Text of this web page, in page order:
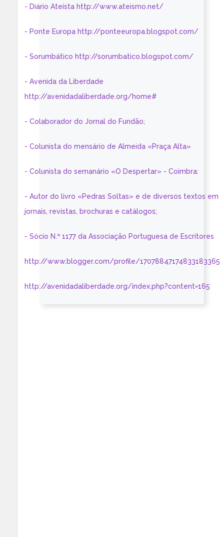
- Diário Ateísta http://www.ateismo.net/
- Ponte Europa http://ponteeuropa.blogspot.com/
- Sorumbático http://sorumbatico.blogspot.com/
- Avenida da Liberdade
http://avenidadaliberdade.org/home#
- Colaborador do Jornal do Fundão;
- Colunista do mensário de Almeida «Praça Alta»
- Colunista do semanário «O Despertar» - Coimbra:
- Autor do livro «Pedras Soltas» e de diversos textos em
jornais, revistas, brochuras e catálogos;
- Sócio N.º 1177 da Associação Portuguesa de Escritores
http://www.blogger.com/profile/17078847174833183365
http://avenidadaliberdade.org/index.php?content=165